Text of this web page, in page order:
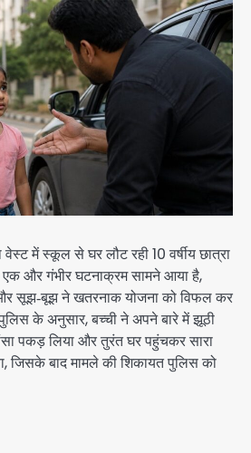
में स्कूल से घर लौट रही 10 वर्षीय छात्रा
और गंभीर घटनाक्रम सामने आया है,
और सूझ‑बूझ ने खतरनाक योजना को विफल कर
के अनुसार, बच्ची ने अपने बारे में झूठी
पकड़ लिया और तुरंत घर पहुंचकर सारा
जिसके बाद मामले की शिकायत पुलिस को